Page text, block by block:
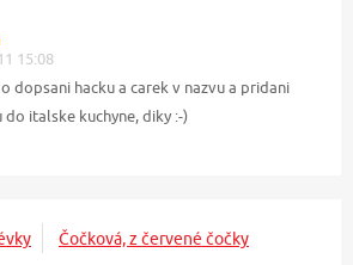
15:08
dopsani hacku a carek v nazvu a pridani
do italske kuchyne, diky :-)
Čočková, z červené čočky